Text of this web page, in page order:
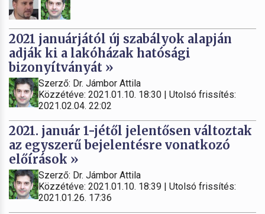
2021 januárjától új szabályok alapján
adják ki a lakóházak hatósági
bizonyítványát »
Szerző: Dr. Jámbor Attila
Közzétéve: 2021.01.10. 18:30 | Utolsó frissítés:
2021.02.04. 22:02
2021. január 1-jétől jelentősen változtak
az egyszerű bejelentésre vonatkozó
előírások »
Szerző: Dr. Jámbor Attila
Közzétéve: 2021.01.10. 18:39 | Utolsó frissítés:
2021.01.26. 17:36